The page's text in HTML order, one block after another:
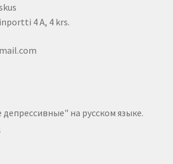
4 A, 4 krs.
на русском языке.